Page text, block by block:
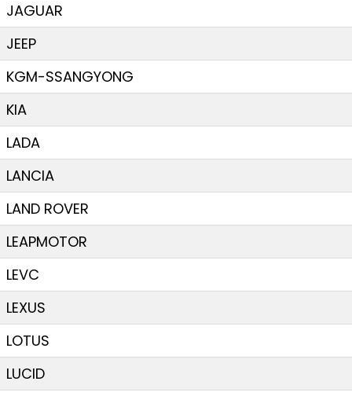
JAGUAR
JEEP
KGM-SSANGYONG
KIA
LADA
LANCIA
LAND ROVER
LEAPMOTOR
LEVC
LEXUS
LOTUS
LUCID